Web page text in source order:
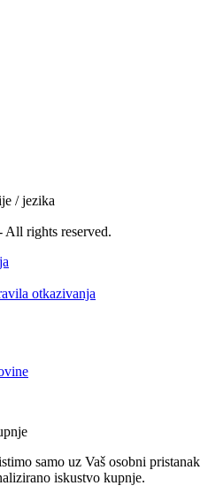
/ jezika
All rights reserved.
otkazivanja
samo uz Vaš osobni pristanak
iskustvo kupnje.